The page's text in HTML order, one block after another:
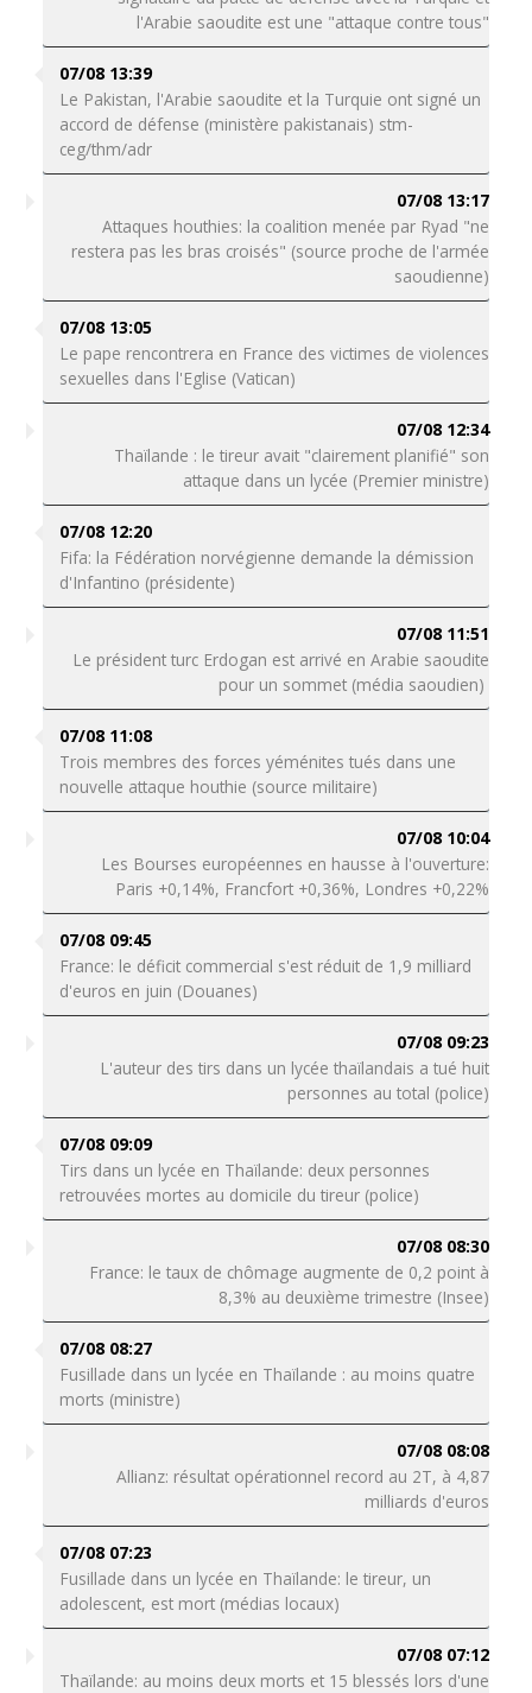
l'Arabie saoudite est une "attaque contre tous"
07/08 13:39
Le Pakistan, l'Arabie saoudite et la Turquie ont signé un
accord de défense (ministère pakistanais) stm-
ceg/thm/adr
07/08 13:17
Attaques houthies: la coalition menée par Ryad "ne
restera pas les bras croisés" (source proche de l'armée
saoudienne)
07/08 13:05
Le pape rencontrera en France des victimes de violences
sexuelles dans l'Eglise (Vatican)
07/08 12:34
Thaïlande : le tireur avait "clairement planifié" son
attaque dans un lycée (Premier ministre)
07/08 12:20
Fifa: la Fédération norvégienne demande la démission
d'Infantino (présidente)
07/08 11:51
Le président turc Erdogan est arrivé en Arabie saoudite
pour un sommet (média saoudien)
07/08 11:08
Trois membres des forces yéménites tués dans une
nouvelle attaque houthie (source militaire)
07/08 10:04
Les Bourses européennes en hausse à l'ouverture:
Paris +0,14%, Francfort +0,36%, Londres +0,22%
07/08 09:45
France: le déficit commercial s'est réduit de 1,9 milliard
d'euros en juin (Douanes)
07/08 09:23
L'auteur des tirs dans un lycée thaïlandais a tué huit
personnes au total (police)
07/08 09:09
Tirs dans un lycée en Thaïlande: deux personnes
retrouvées mortes au domicile du tireur (police)
07/08 08:30
France: le taux de chômage augmente de 0,2 point à
8,3% au deuxième trimestre (Insee)
07/08 08:27
Fusillade dans un lycée en Thaïlande : au moins quatre
morts (ministre)
07/08 08:08
Allianz: résultat opérationnel record au 2T, à 4,87
milliards d'euros
07/08 07:23
Fusillade dans un lycée en Thaïlande: le tireur, un
adolescent, est mort (médias locaux)
07/08 07:12
Thaïlande: au moins deux morts et 15 blessés lors d'une